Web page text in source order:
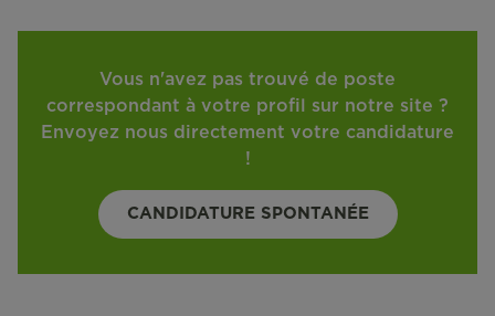
Vous n'avez pas trouvé de poste
correspondant à votre profil sur notre site ?
Envoyez nous directement votre candidature
!
CANDIDATURE SPONTANÉE